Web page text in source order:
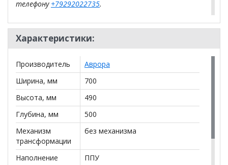
телефону +79292022735.
**Цены на официальном сайте100диванов.com
действительны только для интернет-магазина
могут отличаться от цен в розничных магазинах-
Характеристики:
Производитель
Аврора
Ширина, мм
700
Высота, мм
490
Глубина, мм
500
Механизм
трансформации
без механизма
Наполнение
ППУ